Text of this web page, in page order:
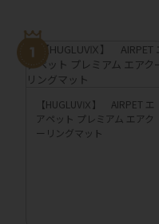
【HUGLUVⅨ】 AIRPET エ
アペット プレミアム エアク
ーリングマット